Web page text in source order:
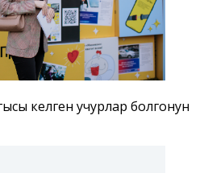
келген учурлар болгонун